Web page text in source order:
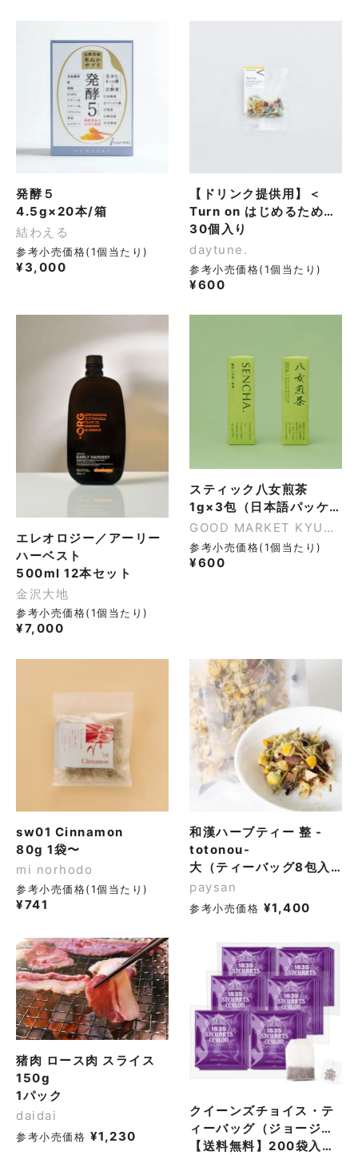
発酵５
4.5g×20本/箱
結わえる
参考小売価格(1個当たり)
¥3,000
【ドリンク提供用】＜
Turn on はじめるための
ブレンドハーブティー
（ティーバッグ30個）┃
クラフトハーブティー・
ノンカフェイン
30個入り
daytune.
参考小売価格(1個当たり)
¥600
エレオロジー／アーリー
ハーベスト
500ml 12本セット
金沢大地
参考小売価格(1個当たり)
¥7,000
スティック八女煎茶
1g×3包（日本語パッケージ）
GOOD MARKET KYUSHU
参考小売価格(1個当たり)
¥600
sw01 Cinnamon
80g 1袋〜
mi norhodo
参考小売価格(1個当たり)
¥741
和漢ハーブティー 整 -
totonou-
大（ティーバッグ8包入り）
paysan
参考小売価格 ¥1,400
猪肉 ロース肉 スライス
150g
1パック
daidai
参考小売価格 ¥1,230
クイーンズチョイス・テ
ィーバッグ（ジョージス
チュアートティ）
【送料無料】200袋入ティーバッグ（1袋2g）